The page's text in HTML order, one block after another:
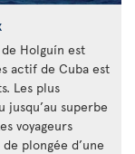
Holguín est
actif de Cuba est
Les plus
superbe
voyageurs
plongée d’une